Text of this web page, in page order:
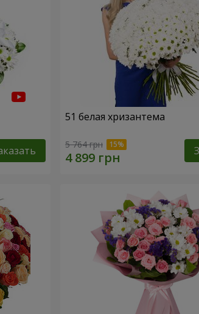
51 белая хризантема
5 764 грн